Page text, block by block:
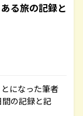
る旅の記録と
になった筆者
の記録と記